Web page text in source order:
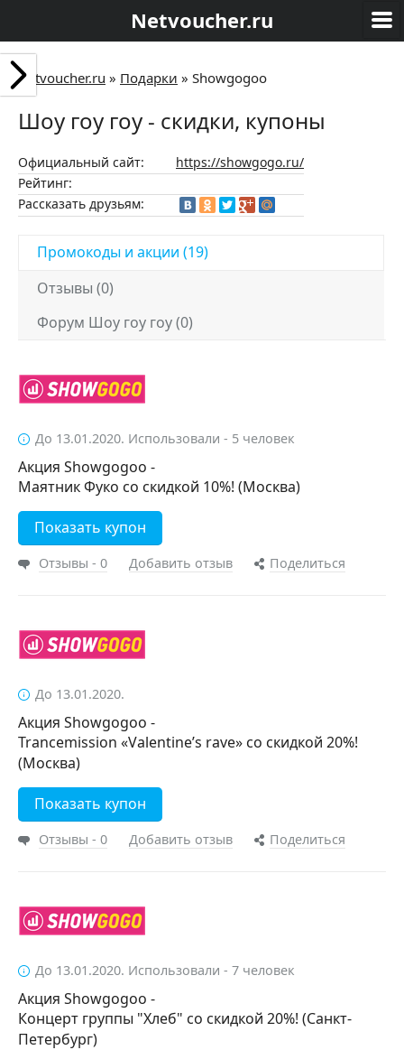
Netvoucher.ru
Netvoucher.ru » Подарки » Showgogoo
Шоу гоу гоу - скидки, купоны
Официальный сайт:
https://showgogo.ru/
Рейтинг:
Рассказать друзьям:
Промокоды и акции (19)
Отзывы (0)
Форум Шоу гоу гоу (0)
До 13.01.2020. Использовали - 5 человек
Акция Showgogoo -
Маятник Фуко со скидкой 10%! (Москва)
Показать купон
Отзывы - 0 Добавить отзыв Поделиться
До 13.01.2020.
Акция Showgogoo -
Trancemission «Valentine’s rave» со скидкой 20%!
(Москва)
Показать купон
Отзывы - 0 Добавить отзыв Поделиться
До 13.01.2020. Использовали - 7 человек
Акция Showgogoo -
Концерт группы "Хлеб" со скидкой 20%! (Санкт-
Петербург)